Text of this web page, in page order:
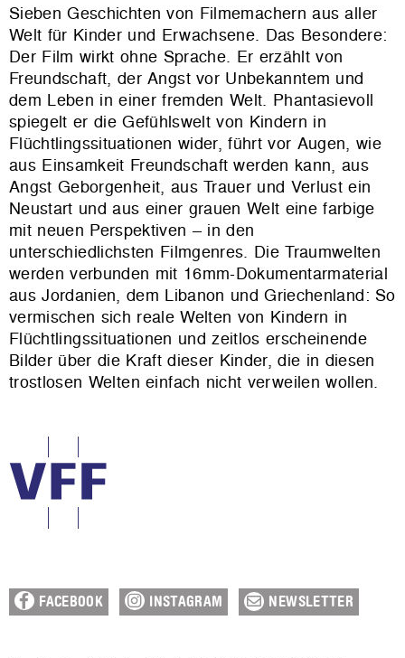
Sieben Geschichten von Filmemachern aus aller
Welt für Kinder und Erwachsene. Das Besondere:
Der Film wirkt ohne Sprache. Er erzählt von
Freundschaft, der Angst vor Unbekanntem und
dem Leben in einer fremden Welt. Phantasievoll
spiegelt er die Gefühlswelt von Kindern in
Flüchtlingssituationen wider, führt vor Augen, wie
aus Einsamkeit Freundschaft werden kann, aus
Angst Geborgenheit, aus Trauer und Verlust ein
Neustart und aus einer grauen Welt eine farbige
mit neuen Perspektiven – in den
unterschiedlichsten Filmgenres. Die Traumwelten
werden verbunden mit 16mm-Dokumentarmaterial
aus Jordanien, dem Libanon und Griechenland: So
vermischen sich reale Welten von Kindern in
Flüchtlingssituationen und zeitlos erscheinende
Bilder über die Kraft dieser Kinder, die in diesen
trostlosen Welten einfach nicht verweilen wollen.
FACEBOOK INSTAGRAM NEWSLETTER